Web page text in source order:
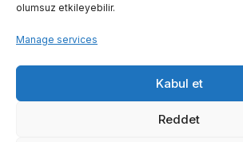
olumsuz etkileyebilir.
Manage services
Kabul et
Reddet
Kalite politikamız